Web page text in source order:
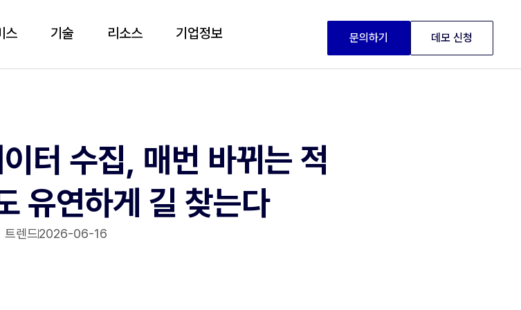
스 기술 리소스 기업정보 문의하기 데모 신청
터 수집, 매번 바뀌는 적
유연하게 길 찾는다
트렌드2026-06-16